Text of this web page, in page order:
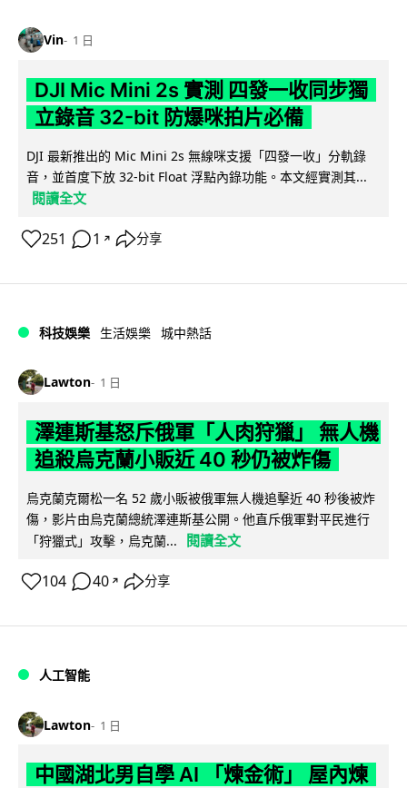
Vin 1 日
DJI Mic Mini 2s 實測 四發一收同步獨
立錄音 32-bit 防爆咪拍片必備
DJI 最新推出的 Mic Mini 2s 無線咪支援「四發一收」分軌錄
音，並首度下放 32-bit Float 浮點內錄功能。本文經實測其...
閱讀全文
251 1 ↗ 分享
科技娛樂 生活娛樂 城中熱話
Lawton 1 日
澤連斯基怒斥俄軍「人肉狩獵」 無人機
追殺烏克蘭小販近 40 秒仍被炸傷
烏克蘭克爾松一名 52 歲小販被俄軍無人機追擊近 40 秒後被炸
傷，影片由烏克蘭總統澤連斯基公開。他直斥俄軍對平民進行
「狩獵式」攻擊，烏克蘭...
閱讀全文
104 40 ↗ 分享
人工智能
Lawton 1 日
中國湖北男自學 AI 「煉金術」 屋內煉